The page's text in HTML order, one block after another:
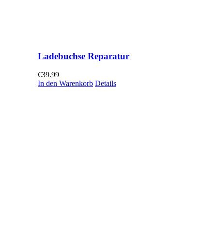
Ladebuchse Reparatur
€39.99
In den Warenkorb Details